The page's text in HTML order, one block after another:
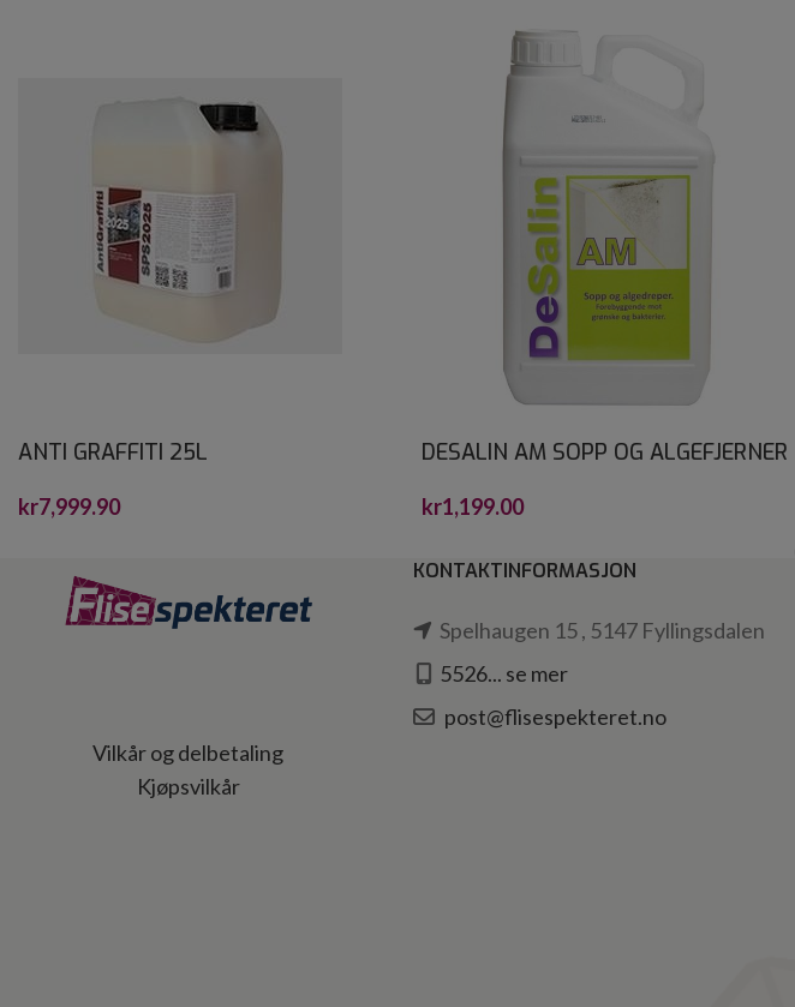
ANTI GRAFFITI 25L
kr7,999.90
DESALIN AM SOPP OG ALGEFJERNER
kr1,199.00
Vilkår og delbetaling
Kjøpsvilkår
KONTAKTINFORMASJON
Spelhaugen 15 , 5147 Fyllingsdalen
5526... se mer
post@flisespekteret.no